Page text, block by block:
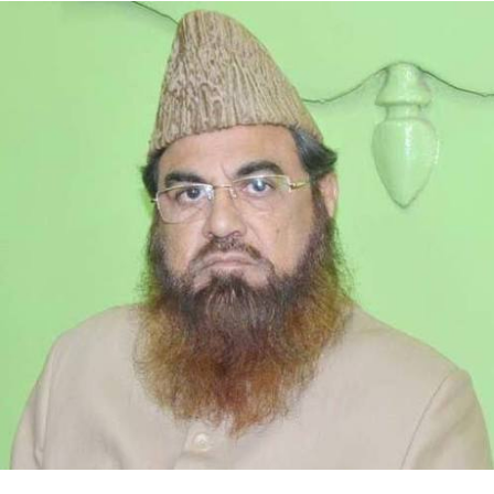
لاء اینڈ آرڈر کلدیپ سنگھ کو کے کے راؤ کی جگہ
حصار رینج کا نیا آئی جی مقرر کیا گیا ہے۔ کے کے
راؤ کو اے ڈی جی پی آر ٹی سی بھونڈی کی ذمہ داری
سونپی گئی ہے۔ آئی جی اوم پرکاش کو ساؤتھ رینج
ریواڑی کی ذمہ داری سونپی گئی ہے۔موجودہ آئی جی
نازنین بھسین کو ایچ اے پی مدھوبن کے ساتھ ساتھ
اے ٹی سی بھونڈی کا اضافی چارج دیا گیا ہے۔
سریندر سنگھ بھوریا کو ایس پی ایس ٹی ایف
پنچکولہ اور ایس پی کمانڈو کرنال کا اضافی چارج
دیا گیا ہے۔ ایچ پی ایس افسران میں، ادیتی سنگھ
کو ایس پی، ایس وی اور اے سی بی، گروگرام،
سدھارتھ دھندھا کو ایس پی، اسٹیٹ کرائم برانچ،
ہریانہ، اور پوجا ڈبلا کو ایس پی، ای آر ایس ایس،
پنچکولہ مقرر کیا گیا ہے۔ہریانہ حکومت کے اس
فیصلے کو امن و امان کو مضبوط بنانے اور انتظامی
عمل کو تیز کرنے کی سمت میں ایک اہم قدم قرار دیا
جا رہا ہے۔ ذرائع کے مطابق آنے والے دنوں میں